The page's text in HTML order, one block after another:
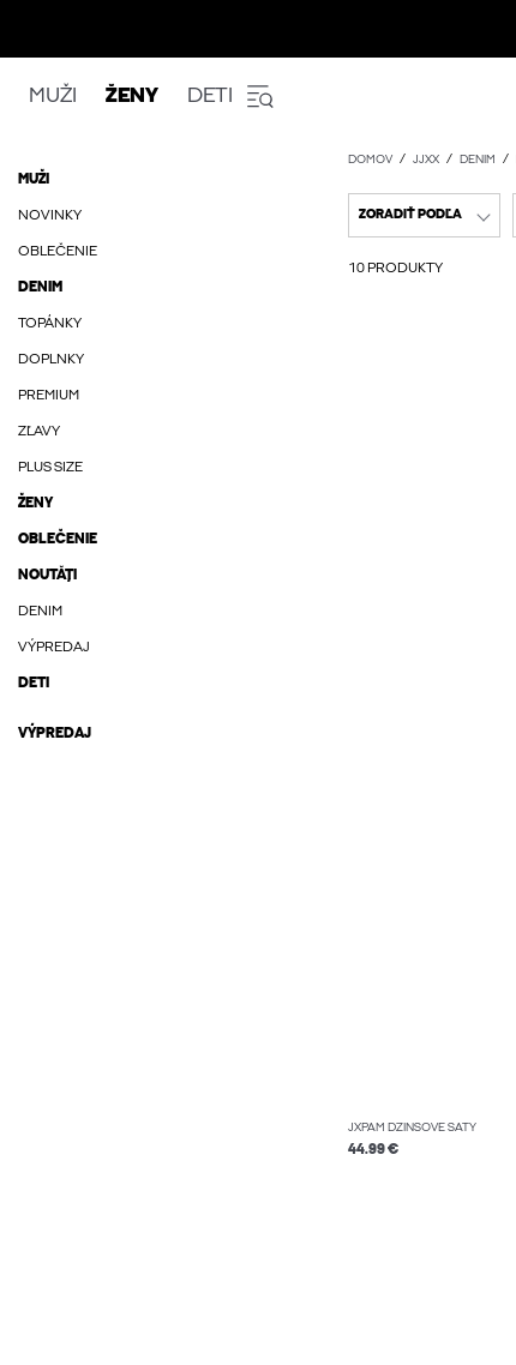
MUŽI ŽENY DETI
MUŽI
NOVINKY
OBLEČENIE
DENIM
TOPÁNKY
DOPLNKY
PREMIUM
ZĽAVY
PLUS SIZE
ŽENY
OBLEČENIE
NOUTĂȚI
DENIM
VÝPREDAJ
DETI
VÝPREDAJ
DOMOV JJXX DENIM
ZORADIŤ PODĽA
10 PRODUKTY
JXPAM DŽÍNSOVÉ ŠATY
44.99 €